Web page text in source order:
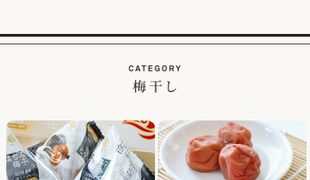
を大特価、送料込・税込1,200円で販売！
平素は格別のご高配を賜り厚く御礼申し上げます。
おかげさまで当社は創立50周年を迎え、皆さまへの感謝の気
持ちを込めて、【当社創立50周年記念キャンペーン】紀州南